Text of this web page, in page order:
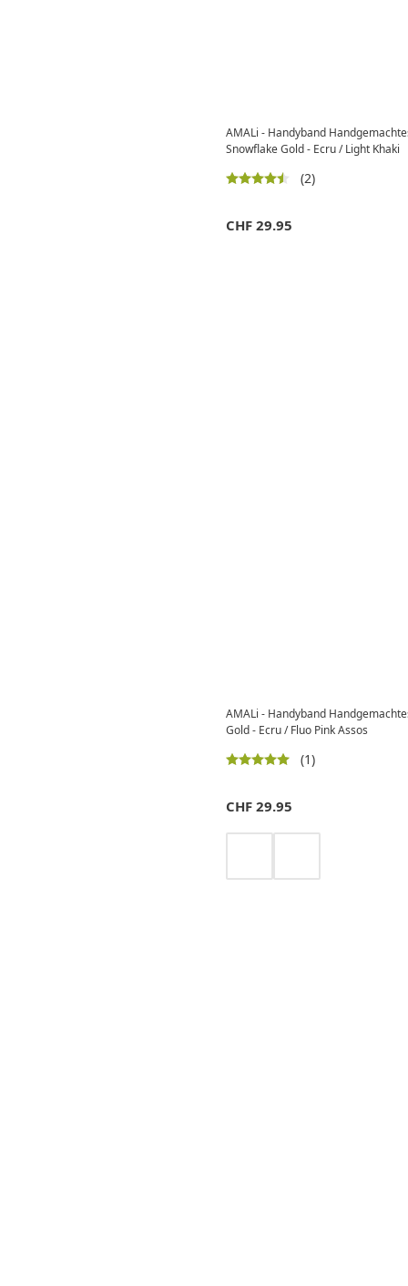
AMALi - Handyband
Snowflake Gold - Ecru / Light Khaki
(2)
CHF 29.95
AMALi - Handyband
Gold - Ecru / Fluo Pink Assos
(1)
CHF 29.95